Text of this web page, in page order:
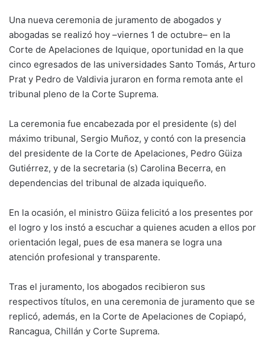
Una nueva ceremonia de juramento de abogados y
abogadas se realizó hoy –viernes 1 de octubre– en la
Corte de Apelaciones de Iquique, oportunidad en la que
cinco egresados de las universidades Santo Tomás, Arturo
Prat y Pedro de Valdivia juraron en forma remota ante el
tribunal pleno de la Corte Suprema.
La ceremonia fue encabezada por el presidente (s) del
máximo tribunal, Sergio Muñoz, y contó con la presencia
del presidente de la Corte de Apelaciones, Pedro Güiza
Gutiérrez, y de la secretaria (s) Carolina Becerra, en
dependencias del tribunal de alzada iquiqueño.
En la ocasión, el ministro Güiza felicitó a los presentes por
el logro y los instó a escuchar a quienes acuden a ellos por
orientación legal, pues de esa manera se logra una
atención profesional y transparente.
Tras el juramento, los abogados recibieron sus
respectivos títulos, en una ceremonia de juramento que se
replicó, además, en la Corte de Apelaciones de Copiapó,
Rancagua, Chillán y Corte Suprema.